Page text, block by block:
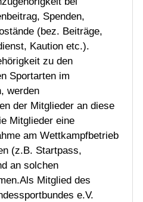
Spenden,
(bez. Beiträge,
Kaution etc.).
zu den
Sportarten im
werden
der Mitglieder an diese
Mitglieder eine
am Wettkampfbetrieb
(z.B. Startpass,
an solchen
Mitglied des
e.V.